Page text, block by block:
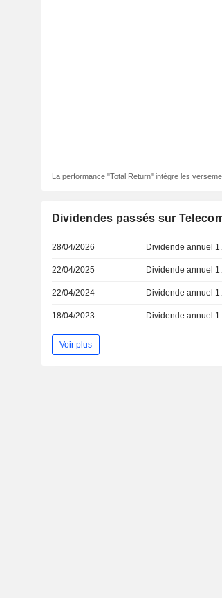
La performance "Total Return" intègre les
Dividendes passés sur
28/04/2026 Dividende annuel
22/04/2025 Dividende annuel
22/04/2024 Dividende annuel
18/04/2023 Dividende annuel
Voir plus